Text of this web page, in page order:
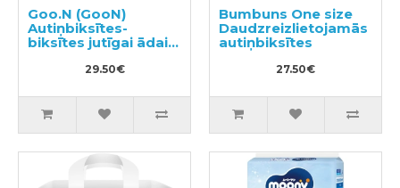
Goo.N (GooN)
Autiņbiksītes-
biksītes jutīgai ādai
29.50€
Bumbuns One size
Daudzreizlietojamās
autiņbiksītes
27.50€